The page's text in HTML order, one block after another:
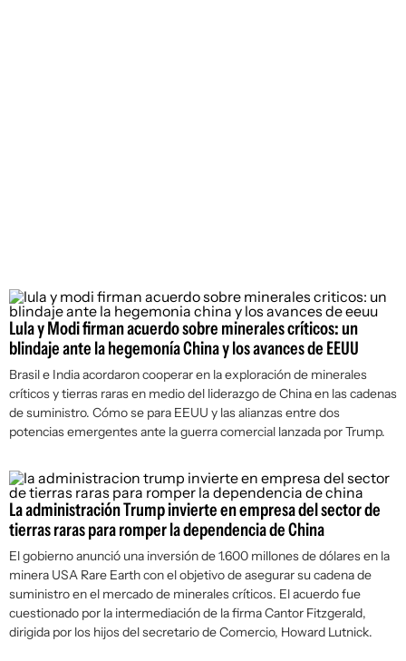
Lula y Modi firman acuerdo sobre minerales críticos: un
blindaje ante la hegemonía China y los avances de EEUU
Brasil e India acordaron cooperar en la exploración de minerales
críticos y tierras raras en medio del liderazgo de China en las cadenas
de suministro. Cómo se para EEUU y las alianzas entre dos
potencias emergentes ante la guerra comercial lanzada por Trump.
La administración Trump invierte en empresa del sector de
tierras raras para romper la dependencia de China
El gobierno anunció una inversión de 1.600 millones de dólares en la
minera USA Rare Earth con el objetivo de asegurar su cadena de
suministro en el mercado de minerales críticos. El acuerdo fue
cuestionado por la intermediación de la firma Cantor Fitzgerald,
dirigida por los hijos del secretario de Comercio, Howard Lutnick.